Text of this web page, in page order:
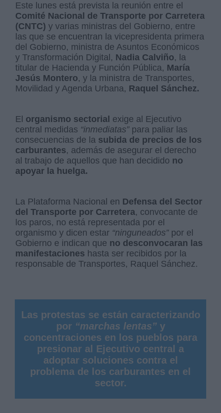
Este lunes está prevista la reunión entre el
Comité Nacional de Transporte por Carretera
(CNTC) y varias ministras del Gobierno, entre
las que se encuentran la vicepresidenta primera
del Gobierno, ministra de Asuntos Económicos
y Transformación Digital, Nadia Calviño, la
titular de Hacienda y Función Pública, María
Jesús Montero, y la ministra de Transportes,
Movilidad y Agenda Urbana, Raquel Sánchez.
El organismo sectorial exige al Ejecutivo
central medidas “inmediatas”para paliar las
consecuencias de la subida de precios de los
carburantes, además de asegurar el derecho
al trabajo de aquellos que han decidido no
apoyar la huelga.
La Plataforma Nacional en Defensa del Sector
del Transporte por Carretera, convocante de
los paros, no está representada por el
organismo y dicen estar “ninguneados”por el
Gobierno e indican que no desconvocaran las
manifestaciones hasta ser recibidos por la
responsable de Transportes, Raquel Sánchez.
Las protestas se están caracterizando
por “marchas lentas”y
concentraciones en los pueblos para
presionar al Ejecutivo central a
adoptar soluciones contra el
problema de los carburantes en el
sector.